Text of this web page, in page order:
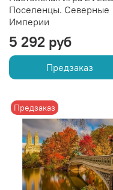
Поселенцы. Северные
Империи
5 292 руб
Предзаказ
Предзаказ